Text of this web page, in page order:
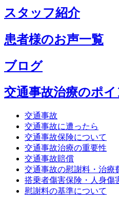
スタッフ紹介
患者様のお声一覧
ブログ
交通事故治療のポイ
交通事故
交通事故に遭ったら
交通事故保険について
交通事故治療の重要性
交通事故賠償
交通事故の慰謝料・治療
搭乗者傷害保険・人身傷
慰謝料の基準について